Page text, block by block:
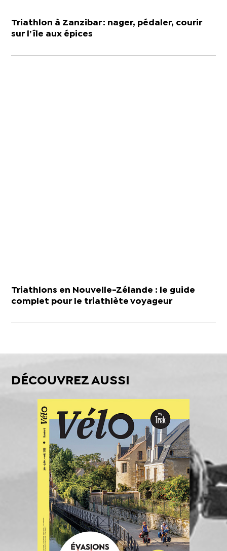
Triathlon à Zanzibar : nager, pédaler, courir
sur l’île aux épices
Triathlons en Nouvelle-Zélande : le guide
complet pour le triathlète voyageur
DÉCOUVREZ AUSSI